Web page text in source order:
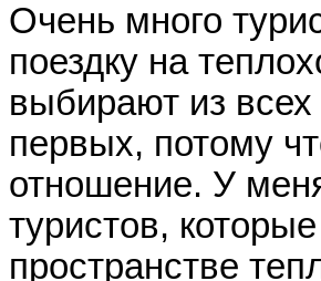
Очень много
поездку на
выбирают из
первых, потому
отношение. У
туристов,
пространстве